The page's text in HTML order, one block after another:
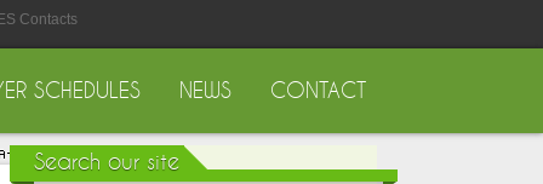
Contacts
SCHEDULES NEWS CONTACT
Search our site